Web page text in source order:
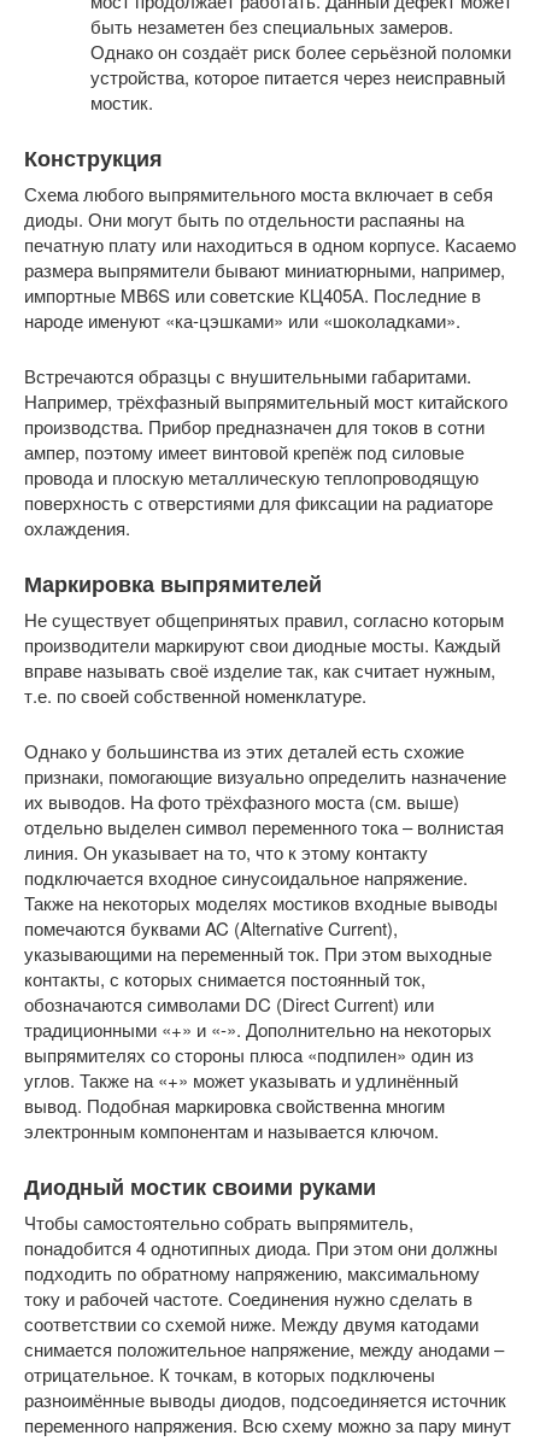
быть незаметен без специальных замеров.
Однако он создаёт риск более серьёзной поломки
устройства, которое питается через неисправный
мостик.
Конструкция
Схема любого выпрямительного моста включает в себя
диоды. Они могут быть по отдельности распаяны на
печатную плату или находиться в одном корпусе. Касаемо
размера выпрямители бывают миниатюрными, например,
импортные MB6S или советские КЦ405А. Последние в
народе именуют «ка-цэшками» или «шоколадками».
Встречаются образцы с внушительными габаритами.
Например, трёхфазный выпрямительный мост китайского
производства. Прибор предназначен для токов в сотни
ампер, поэтому имеет винтовой крепёж под силовые
провода и плоскую металлическую теплопроводящую
поверхность с отверстиями для фиксации на радиаторе
охлаждения.
Маркировка выпрямителей
Не существует общепринятых правил, согласно которым
производители маркируют свои диодные мосты. Каждый
вправе называть своё изделие так, как считает нужным,
т.е. по своей собственной номенклатуре.
Однако у большинства из этих деталей есть схожие
признаки, помогающие визуально определить назначение
их выводов. На фото трёхфазного моста (см. выше)
отдельно выделен символ переменного тока – волнистая
линия. Он указывает на то, что к этому контакту
подключается входное синусоидальное напряжение.
Также на некоторых моделях мостиков входные выводы
помечаются буквами AC (Alternative Current),
указывающими на переменный ток. При этом выходные
контакты, с которых снимается постоянный ток,
обозначаются символами DC (Direct Current) или
традиционными «+» и «-». Дополнительно на некоторых
выпрямителях со стороны плюса «подпилен» один из
углов. Также на «+» может указывать и удлинённый
вывод. Подобная маркировка свойственна многим
электронным компонентам и называется ключом.
Диодный мостик своими руками
Чтобы самостоятельно собрать выпрямитель,
понадобится 4 однотипных диода. При этом они должны
подходить по обратному напряжению, максимальному
току и рабочей частоте. Соединения нужно сделать в
соответствии со схемой ниже. Между двумя катодами
снимается положительное напряжение, между анодами –
отрицательное. К точкам, в которых подключены
разноимённые выводы диодов, подсоединяется источник
переменного напряжения. Всю схему можно за пару минут